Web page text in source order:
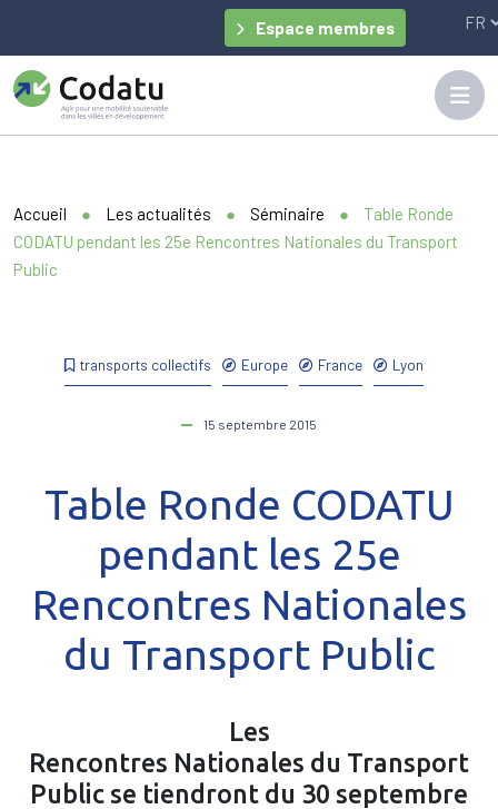
Espace membres
Accueil ● Les actualités ● Séminaire ●
Table Ronde
CODATU pendant les 25e Rencontres Nationales du Transport
Public
transports collectifs Europe France Lyon
15 septembre 2015
Table Ronde CODATU
pendant les 25e
Rencontres Nationales
du Transport Public
Les
Rencontres Nationales du Transport
Public se tiendront du 30 septembre
Panneau de gestion des cookies